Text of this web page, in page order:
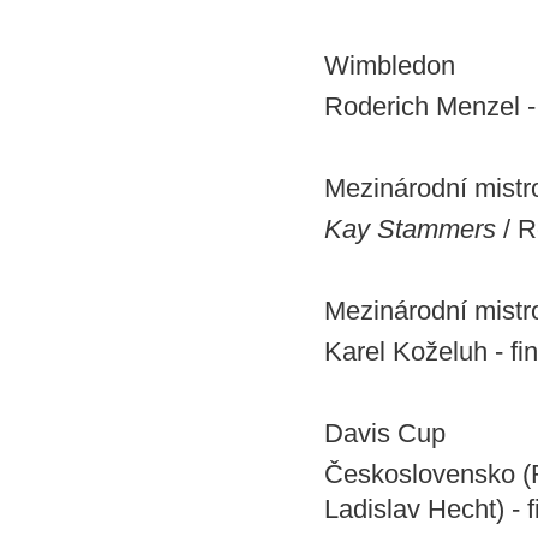
Wimbledon
Roderich Menzel
Mezinárodní
Kay Stammers /
Mezinárodní
Karel Koželuh -
Davis Cup
Československo
Ladislav Hecht) -